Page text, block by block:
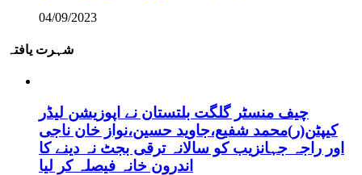
04/09/2023
شہرت یافتہ
چیف منسٹر گلگت بلتستان نے اپوزیشن لیڈر
کیپٹن(ر)محمد شفیع،جاوید حسین،نواز خان ناجی
اور راجہ جہانزیب کو سالانہ ترقی بجٹ نہ دینے کا
اندرون خانہ فیصلہ کر لیا